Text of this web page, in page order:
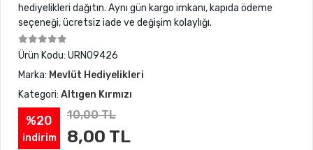
hediyelikleri dağıtın. Aynı gün kargo imkanı, kapıda ödeme
seçeneği, ücretsiz iade ve değişim kolaylığı.
Ürün Kodu: URN09426
Marka: Mevlüt Hediyelikleri
Kategori: Altıgen Kırmızı
%20
indirim
10,00 TL
8,00 TL